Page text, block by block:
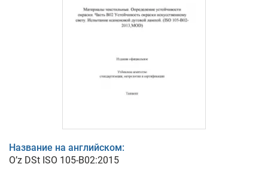
Название на английском:
O’z DSt ISO 105-В02:2015